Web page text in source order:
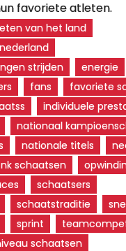
favoriete atleten.
van het land
strijden
energie
fans
favoriete
individuele
nationaal
nationale titels
nk schaatsen
schaatsers
schaatstraditie
sprint
schaatsen